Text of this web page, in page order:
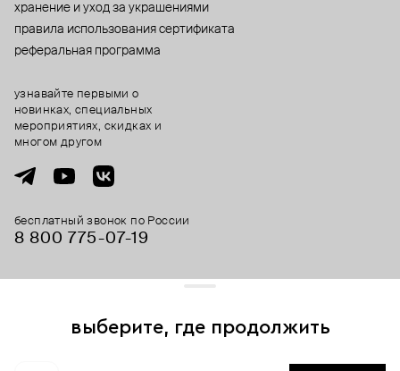
хранение и уход за украшениями
правила использования сертификата
реферальная программа
бесплатный звонок по России
8 800 775⁠-07⁠-19
узнавайте первыми о
новинках, специальных
мероприятиях, скидках и
многом другом
выберите, где продолжить